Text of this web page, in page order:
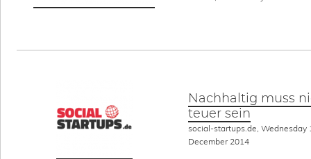
Nachhaltig muss
teuer sein
social-startups.de, Wednesday
December 2014